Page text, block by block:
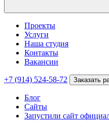
Проекты
Услуги
Наша студия
Контакты
Вакансии
+7 (914) 524-58-72 Заказать
Блог
Сайты
Запустили сайт